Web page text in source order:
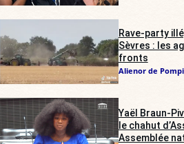
Rave-party
Sèvres : les
fronts
Alienor de
Yaël Braun-
le chahut
Assemblée